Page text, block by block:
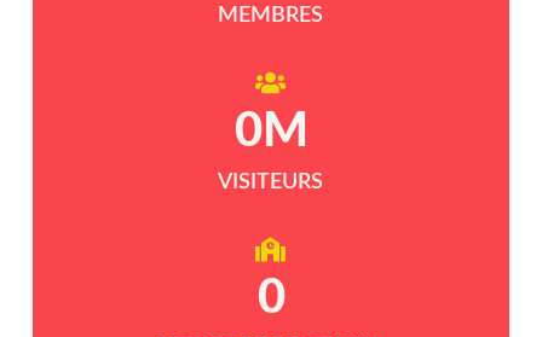
MEMBRES
VISITEURS
0M
0